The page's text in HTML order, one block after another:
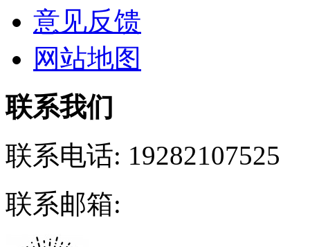
意见反馈
网站地图
联系我们
联系电话: 19282107525
联系邮箱: